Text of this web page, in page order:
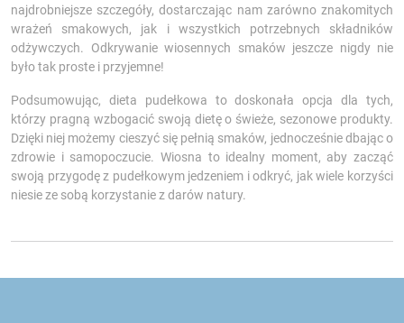
najdrobniejsze szczegóły, dostarczając nam zarówno znakomitych
wrażeń smakowych, jak i wszystkich potrzebnych składników
odżywczych. Odkrywanie wiosennych smaków jeszcze nigdy nie
było tak proste i przyjemne!
Podsumowując, dieta pudełkowa to doskonała opcja dla tych,
którzy pragną wzbogacić swoją dietę o świeże, sezonowe produkty.
Dzięki niej możemy cieszyć się pełnią smaków, jednocześnie dbając o
zdrowie i samopoczucie. Wiosna to idealny moment, aby zacząć
swoją przygodę z pudełkowym jedzeniem i odkryć, jak wiele korzyści
niesie ze sobą korzystanie z darów natury.